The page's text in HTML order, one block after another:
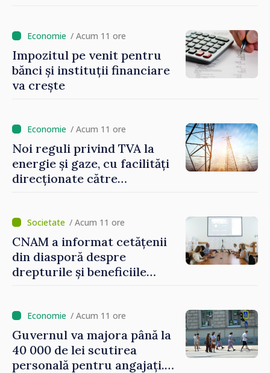
taxare mai echitabilă
/ Acum 11 ore
Impozitul pe venit pentru
bănci și instituții financiare
va crește
/ Acum 11 ore
Noi reguli privind TVA la
energie și gaze, cu facilități
direcționate către
/ Acum 11 ore
CNAM a informat cetățenii
din diasporă despre
drepturile și beneficiile
/ Acum 11 ore
Guvernul va majora până la
40 000 de lei scutirea
personală pentru angajați.